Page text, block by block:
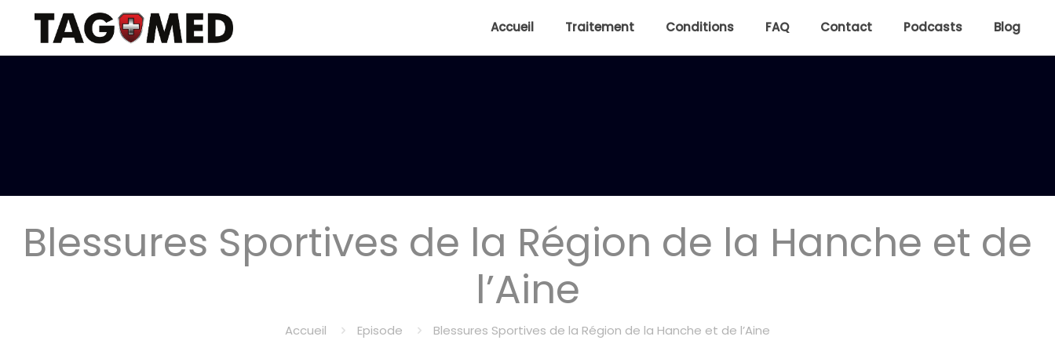
Accueil Traitement Conditions FAQ Contact Podcasts Blog
Blessures Sportives de la Région de la Hanche et de
l’Aine
Accueil Episode Blessures Sportives de la Région de la Hanche et de l’Aine